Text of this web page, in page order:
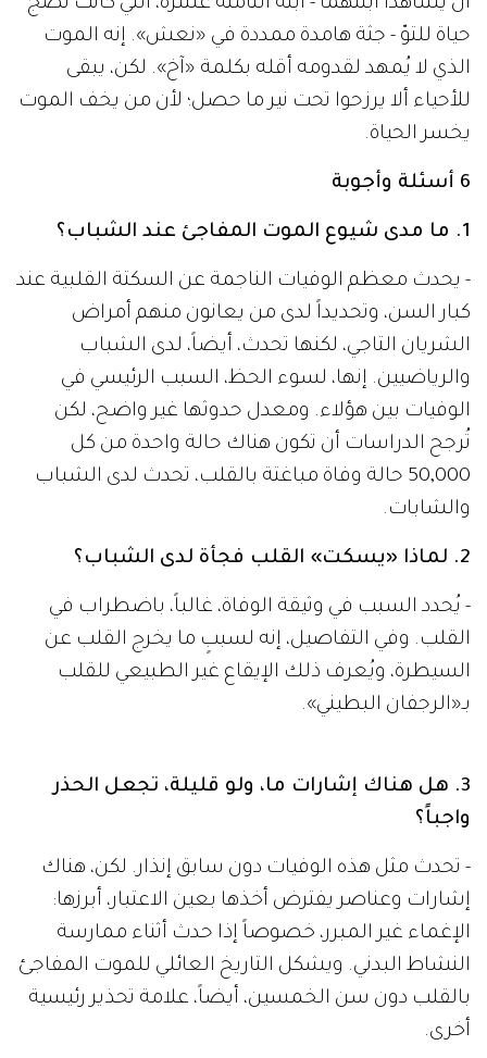
حياة للتوّ - جثة هامدة ممددة في «نعش». إنه الموت
الذي لا يُمهد لقدومه أقله بكلمة «آخ». لكن، يبقى
للأحياء ألا يرزحوا تحت نير ما حصل؛ لأن من يخف الموت
يخسر الحياة.
6 أسئلة وأجوبة
1. ما مدى شيوع الموت المفاجئ عند الشباب؟
- يحدث معظم الوفيات الناجمة عن السكتة القلبية عند
كبار السن، وتحديداً لدى من يعانون منهم أمراض
الشريان التاجي، لكنها تحدث، أيضاً، لدى الشباب
والرياضيين. إنها، لسوء الحظ، السبب الرئيسي في
الوفيات بين هؤلاء. ومعدل حدوثها غير واضح، لكن
تُرجح الدراسات أن تكون هناك حالة واحدة من كل
50,000 حالة وفاة مباغتة بالقلب، تحدث لدى الشباب
والشابات.
2. لماذا «يسكت» القلب فجأة لدى الشباب؟
- يُحدد السبب في وثيقة الوفاة، غالباً، باضطراب في
القلب. وفي التفاصيل، إنه لسببٍ ما يخرج القلب عن
السيطرة، ويُعرف ذلك الإيقاع غير الطبيعي للقلب
بـ«الرجفان البطيني».
3. هل هناك إشارات ما، ولو قليلة، تجعل الحذر
واجباً؟
- تحدث مثل هذه الوفيات دون سابق إنذار. لكن، هناك
إشارات وعناصر يفترض أخذها بعين الاعتبار، أبرزها:
الإغماء غير المبرر، خصوصاً إذا حدث أثناء ممارسة
النشاط البدني. ويشكل التاريخ العائلي للموت المفاجئ
بالقلب دون سن الخمسين، أيضاً، علامة تحذير رئيسية
أخرى.